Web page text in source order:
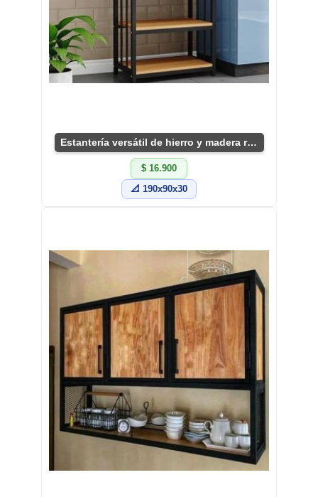
Estantería versátil de hierro y madera robusta
$ 16.900
📐 190x90x30